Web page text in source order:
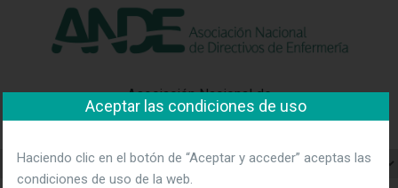
"Ver política"
Asociación Nacional de
Directivos de Enfermería
Aceptar las condiciones de uso
Haciendo clic en el botón de “Aceptar y acceder” aceptas las
condiciones de uso de la web.